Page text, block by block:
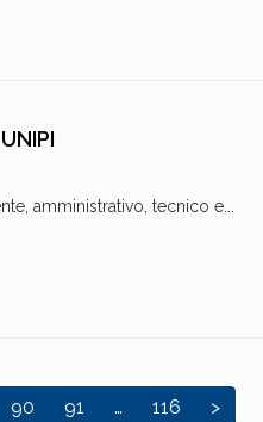
amministrativo, tecnico e...
90 91 … 116 >